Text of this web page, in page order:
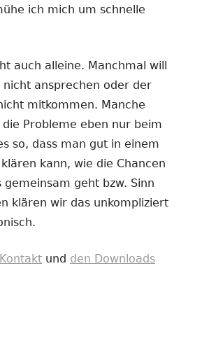
ich mich um schnelle
auch alleine. Manchmal will
ansprechen oder der
mitkommen. Manche
die Probleme eben nur beim
so, dass man gut in einem
kann, wie die Chancen
gemeinsam geht bzw. Sinn
klären wir das unkompliziert
Kontakt und den Downloads